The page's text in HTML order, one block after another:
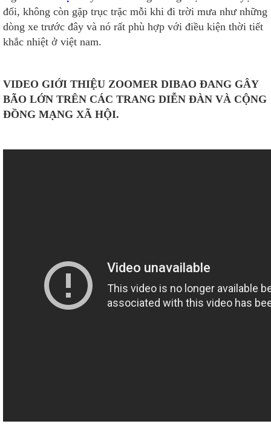
đối, không còn gặp trục trặc mỗi khi đi trời mưa như những
dòng xe trước đây và nó rất phù hợp với điều kiện thời tiết
khắc nhiệt ở việt nam.
VIDEO GIỚI THIỆU ZOOMER DIBAO ĐANG GÂY
BÃO LỚN TRÊN CÁC TRANG DIỄN ĐÀN VÀ CỘNG
ĐỒNG MẠNG XÃ HỘI.